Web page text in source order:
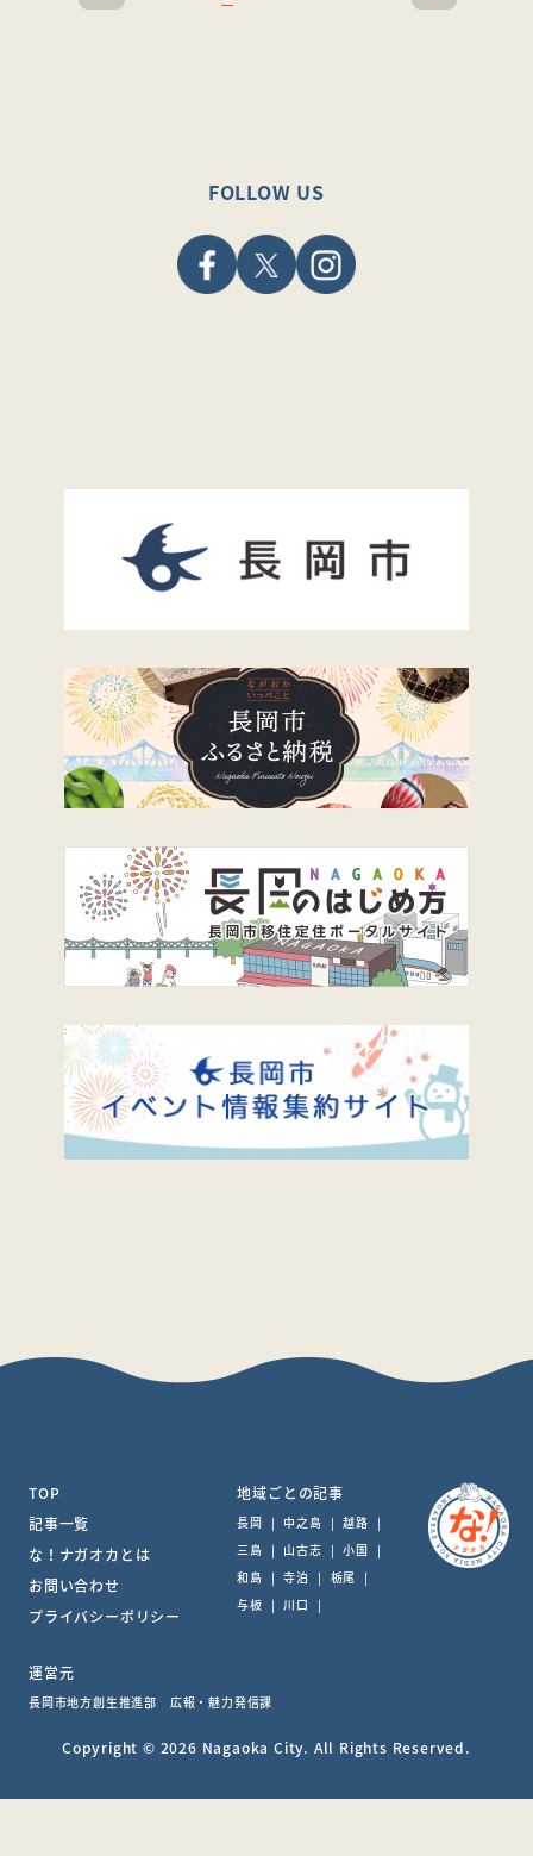
FOLLOW US
TOP
記事一覧
な！ナガオカとは
お問い合わせ
プライバシーポリシー
地域ごとの記事
長岡 | 中之島 | 越路 |
三島 | 山古志 | 小国
|
和島 | 寺泊 | 栃尾 |
与板 | 川口 |
運営元
長岡市地方創生推進部 広報・魅力発信課
Copyright © 2026 Nagaoka City. All Rights Reserved.